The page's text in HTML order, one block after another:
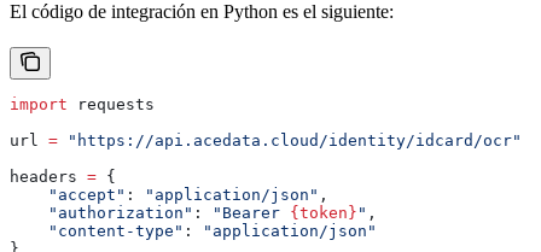
El código de integración en Python es el siguiente:
import requests
url = "https://api.acedata.cloud/identity/idcard/ocr"
headers = {
    "accept"
: "application/json" ,
    "authorization"
: "Bearer {token} " ,
    "content-type"
:
"application/json"